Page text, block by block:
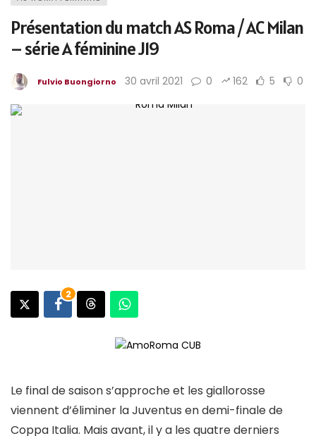
Présentation du match AS Roma / AC Milan
– série A féminine J19
Fulvio Buongiorno 30 avril 2021 0 162 5 0
2
Le final de saison s’approche et les giallorosse
viennent d’éliminer la Juventus en demi-finale de
Coppa Italia. Mais avant, il y a les quatre derniers